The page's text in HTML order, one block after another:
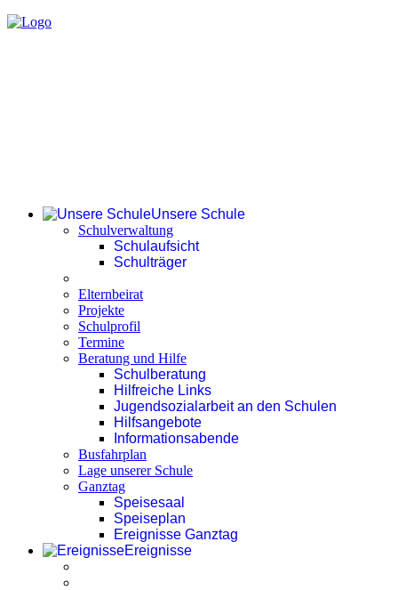
Unsere Schule
Schulverwaltung
Schulaufsicht
Schulträger
Elternbeirat
Projekte
Schulprofil
Termine
Beratung und Hilfe
Schulberatung
Hilfreiche Links
Jugendsozialarbeit an den Schulen
Hilfsangebote
Informationsabende
Busfahrplan
Lage unserer Schule
Ganztag
Speisesaal
Speiseplan
Ereignisse Ganztag
Ereignisse